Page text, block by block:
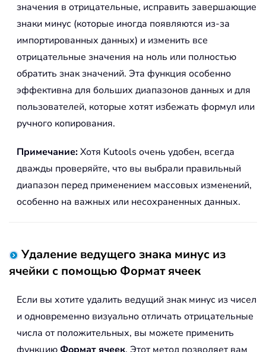
значения в отрицательные, исправить завершающие
знаки минус (которые иногда появляются из-за
импортированных данных) и изменить все
отрицательные значения на ноль или полностью
обратить знак значений. Эта функция особенно
эффективна для больших диапазонов данных и для
пользователей, которые хотят избежать формул или
ручного копирования.
Примечание:Хотя Kutools очень удобен, всегда
дважды проверяйте, что вы выбрали правильный
диапазон перед применением массовых изменений,
особенно на важных или несохраненных данных.
Удаление ведущего знака минус из
ячейки с помощью Формат ячеек
Если вы хотите удалить ведущий знак минус из чисел
и одновременно визуально отличать отрицательные
числа от положительных, вы можете применить